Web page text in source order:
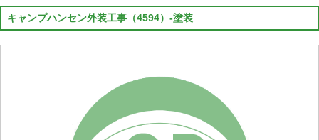
キャンプハンセン外装工事（4594）-塗装